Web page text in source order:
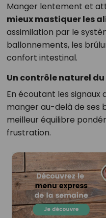
Manger lentement et
mieux mastiquer les
assimilation par le
ballonnements, les
confort intestinal.
Un contrôle naturel
En écoutant les signaux
manger au-delà de ses
meilleur équilibre
frustration.